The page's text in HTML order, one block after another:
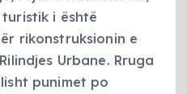
i është
rikonstruksionin e
Urbane. Rruga
punimet po